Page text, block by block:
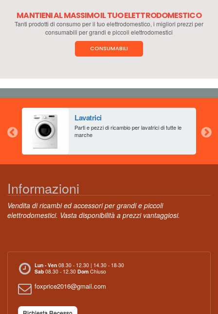
MANTIENI AL MASSIMO IL TUO ELETTRODOMESTICO
Tanti prodotti di consumo per il tuo elettrodomestico, i migliori prezzi per
consumabili per grandi e piccoli elettrodomestici
CONSUMABILI
Lavatrici
Parti e pezzi di ricambio per lavatrici di tutte le
marche
Informazioni
Vendita di ricambi ed accessori per grandi e piccoli
elettrodomestici. Vasta disponibilità a prezzi vantaggiosi.
Lun - Ven 08.30 - 12.30 | 14.30 - 18-30
Sab 08.30 - 12.30 Dom Chiuso
foxprice2016@gmail.com